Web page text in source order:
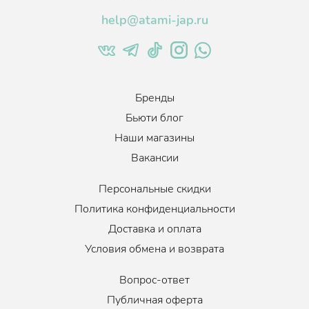
help@atami-jap.ru
Бренды
Бьюти блог
Наши магазины
Вакансии
Персональные скидки
Политика конфиденциальности
Доставка и оплата
Условия обмена и возврата
Вопрос-ответ
Публичная оферта